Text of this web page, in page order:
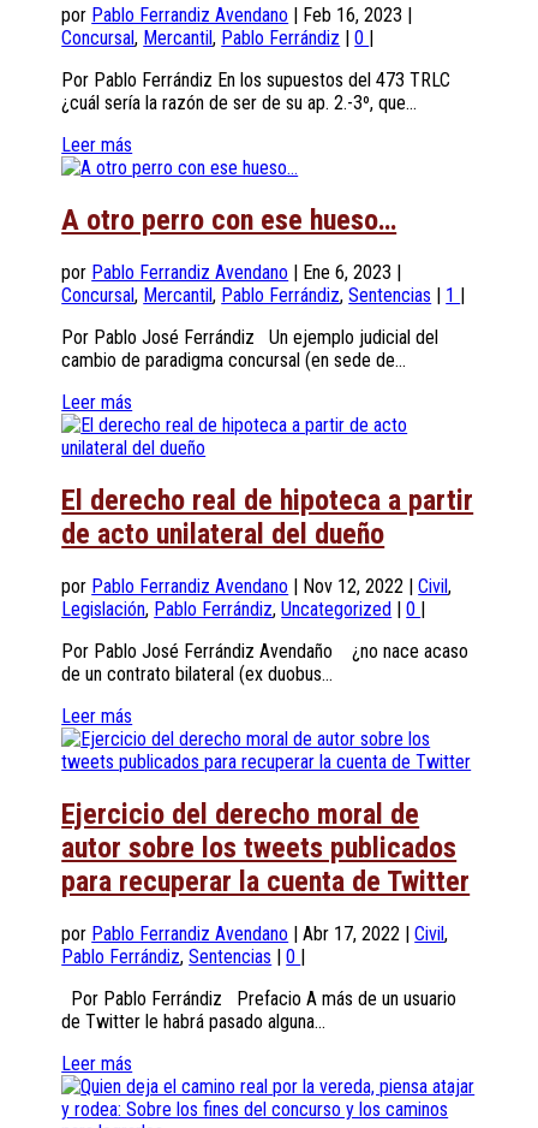
por Pablo Ferrandiz Avendano Feb 16, 2023
Concursal, Mercantil, Pablo Ferrándiz |0
Por Pablo Ferrándiz En los supuestos del 473 TRLC
¿cuál sería la razón de ser de su ap. 2.-3º, que...
Leer más
A otro perro con ese hueso…
por Pablo Ferrandiz Avendano | Ene 6, 2023 |
Concursal, Mercantil, Pablo Ferrándiz,Sentencias | 1 |
Por Pablo José Ferrándiz Un ejemplo judicial del
cambio de paradigma concursal (en sede de...
Leer más
El derecho real de hipoteca a partir
de acto unilateral del dueño
por Pablo Ferrandiz Avendano | Nov 12, 2022 |Civil,
Legislación, Pablo Ferrándiz,Uncategorized |0 |
Por Pablo José Ferrándiz Avendaño ¿no nace acaso
de un contrato bilateral (ex duobus...
Leer más
Ejercicio del derecho moral de
autor sobre los tweets publicados
para recuperar la cuenta de Twitter
por Pablo Ferrandiz Avendano |Abr 17, 2022 |Civil,
Pablo Ferrándiz,Sentencias |0 |
Por Pablo Ferrándiz Prefacio A más de un usuario
de Twitter le habrá pasado alguna...
Leer más